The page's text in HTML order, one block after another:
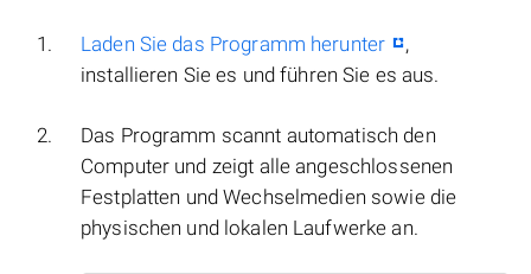
Laden Sie das Programm herunter
,
installieren Sie es und führen Sie es aus.
Das Programm scannt automatisch den
Computer und zeigt alle angeschlossenen
Festplatten und Wechselmedien sowie die
physischen und lokalen Laufwerke an.